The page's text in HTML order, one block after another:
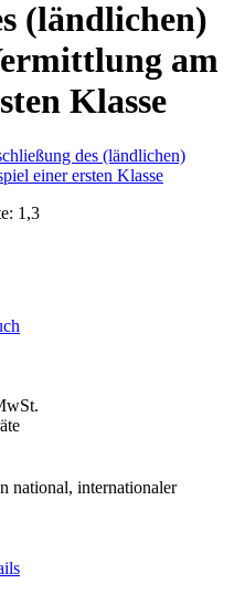
(ländlichen)
am
Klasse
1,3
national, internationaler